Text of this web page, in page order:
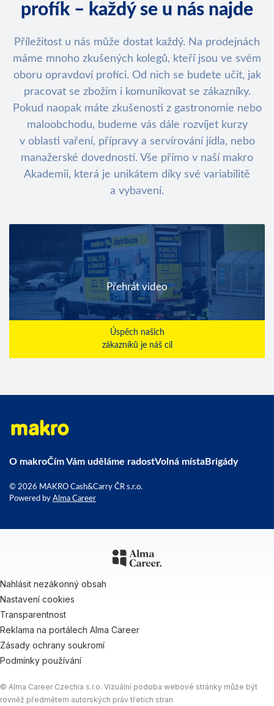
profík – každý se u nás najde
Příležitost u nás může dostat každý. Na prodejnách
máme mnoho zkušených kolegů, kteří jsou ve svém
oboru opravdoví profíci. Od nich se budete učit, jak
pracovat se zbožím i komunikovat se zákazníky.
Pokud naopak máte zkušenosti z gastronomie nebo
maloobchodu, budeme vás dále rozvíjet kurzy
v oblasti vaření, přípravy a servírování jídla, nebo
manažerské dovedností. Vše přímo v naší makro
Akademii, která je unikátem díky své variabilitě
a vybavení.
Úspěch našich
zákazníků je náš cíl
© 2026 MAKRO Cash&Carry ČR s.r.o.
Powered by Alma Career
O makroČím Vám uděláme radostVolná místaBrigády
Nahlásit nezákonný obsah
Nastavení cookies
Transparentnost
Reklama na portálech Alma Career
Zásady ochrany soukromí
Podmínky používání
© Alma Career Czechia s.r.o. Vizuální podoba webové stránky může být
rovněž předmětem autorských práv třetích stran